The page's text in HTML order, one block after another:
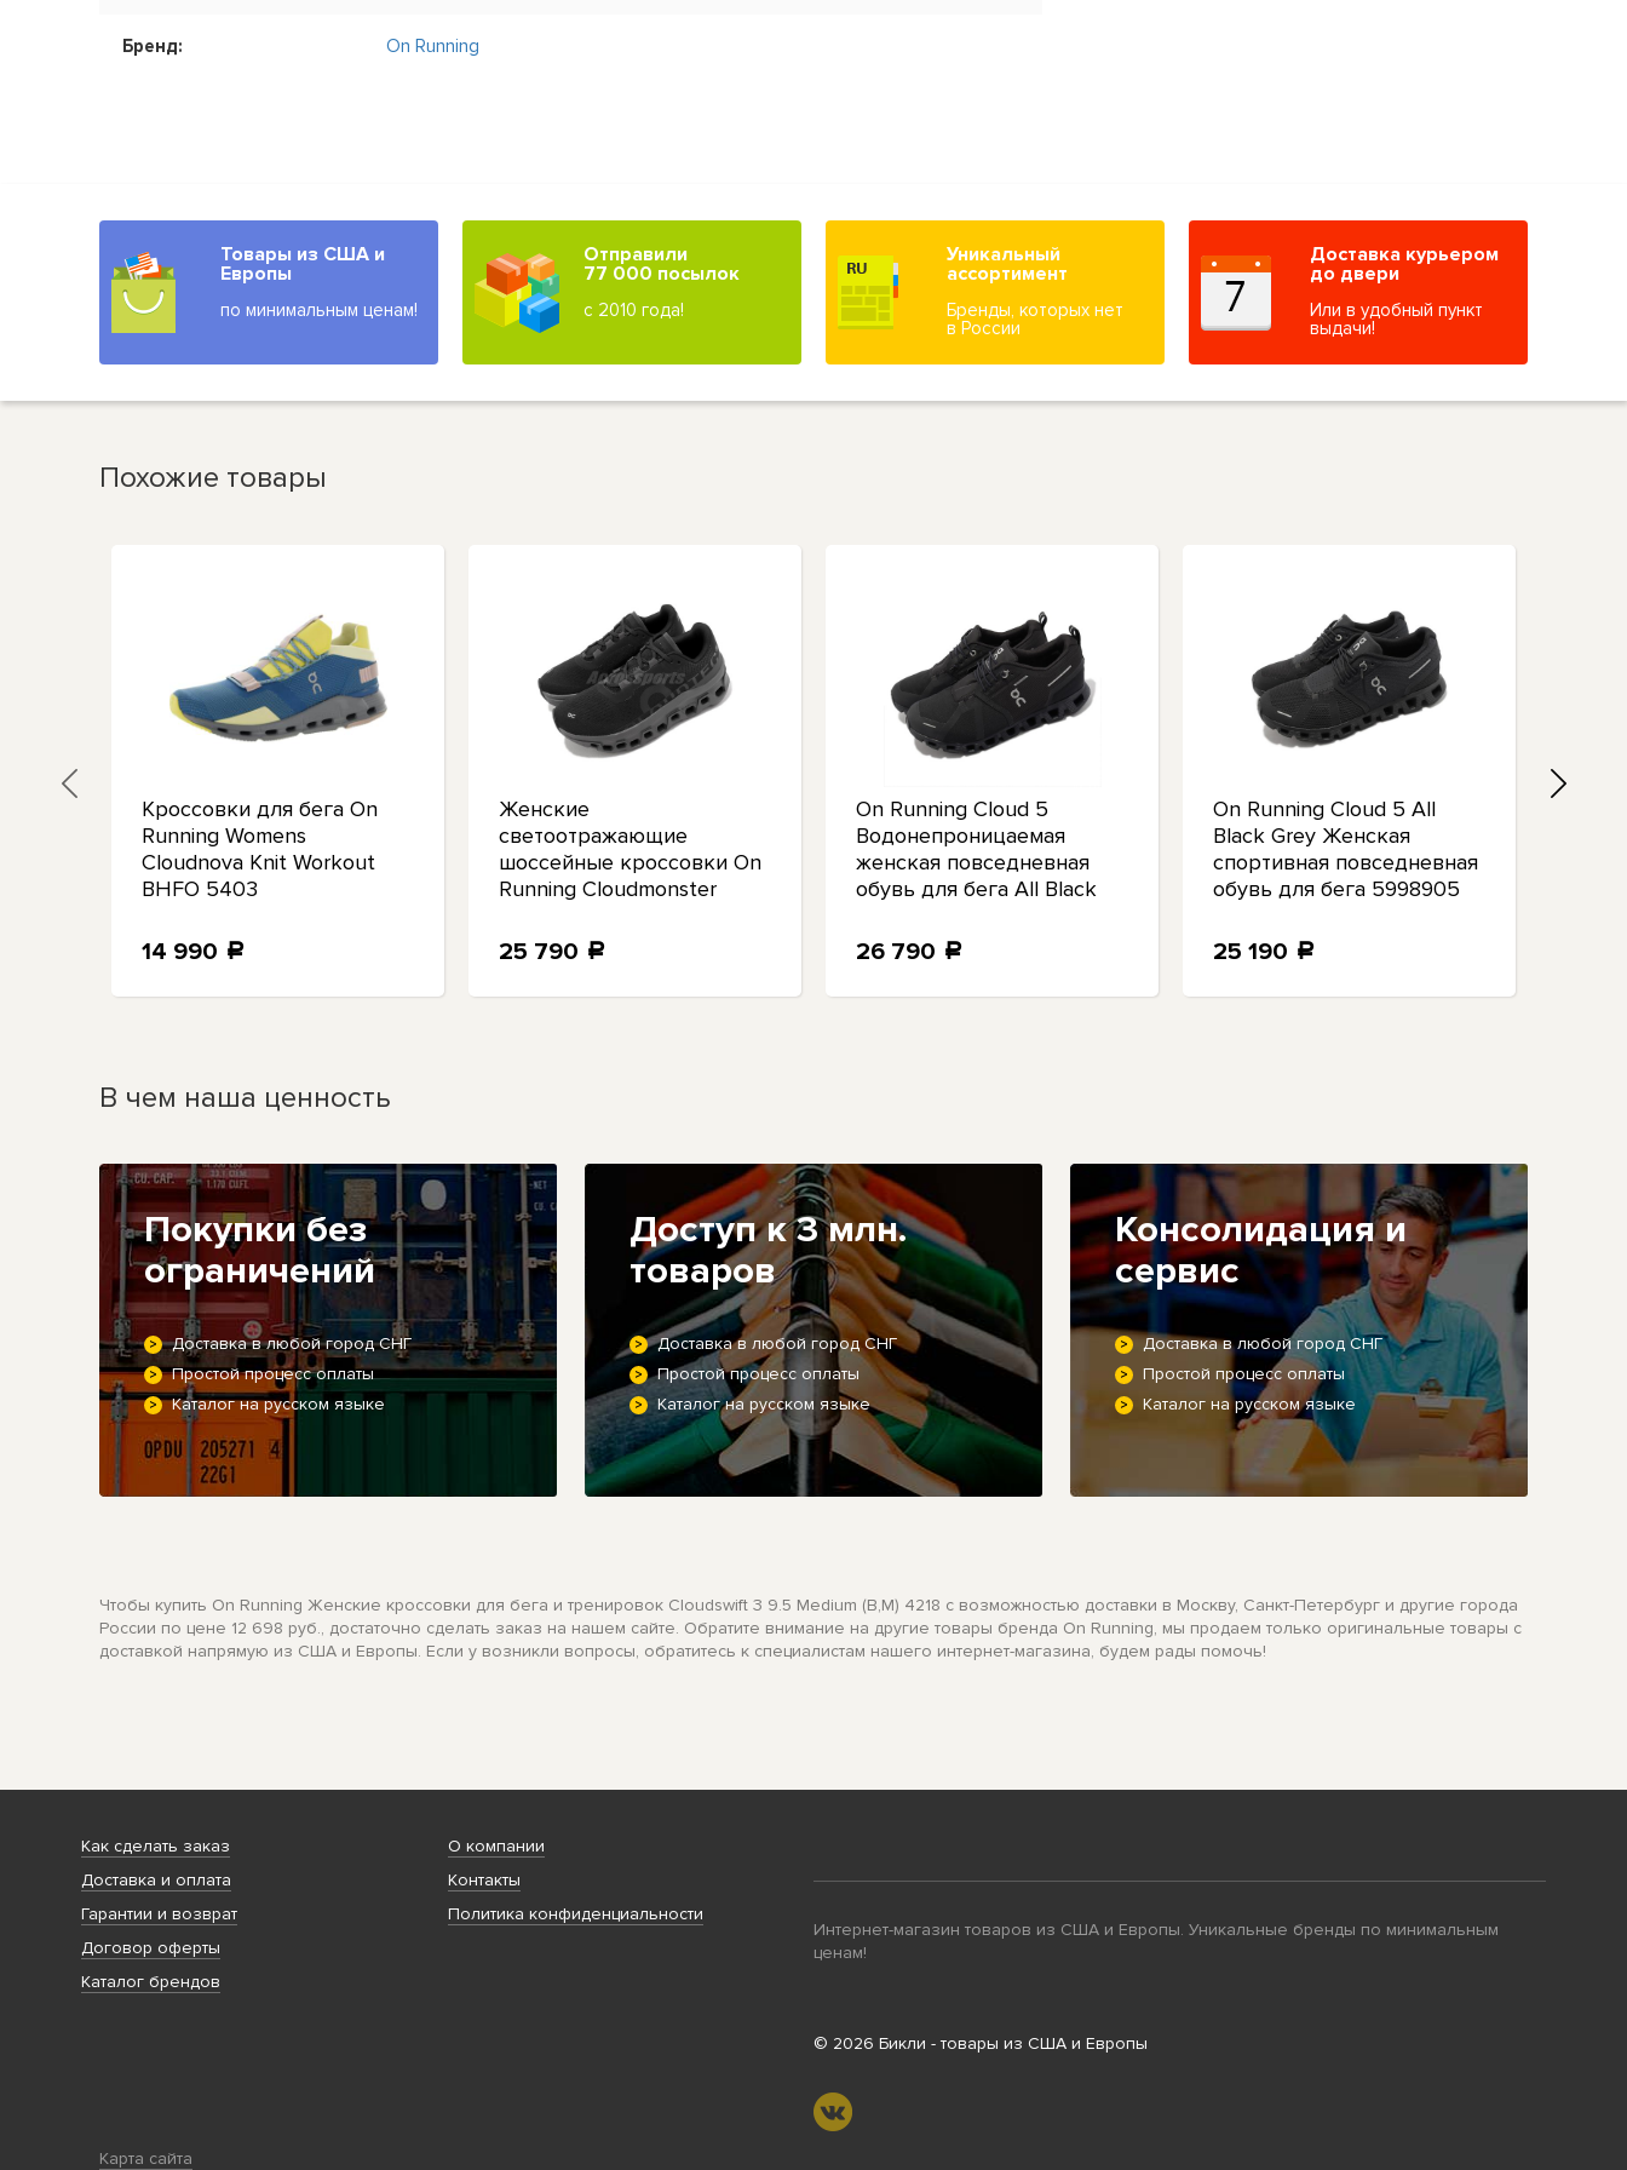
Бренд: On Running
Товары из США и
Европы
по минимальным ценам!
Отправили
77 000 посылок
с 2010 года!
Уникальный
ассортимент
Бренды, которых нет
в России
Доставка курьером
до двери
Или в удобный пункт
выдачи!
Похожие товары
Кроссовки для бега On
Running Womens
Cloudnova Knit Workout
BHFO 5403
14 990 a
Женские
светоотражающие
шоссейные кроссовки On
Running Cloudmonster
25 790 a
On Running Cloud 5
Водонепроницаемая
женская повседневная
обувь для бега All Black
26 790 a
On Running Cloud 5 All
Black Grey Женская
спортивная повседневная
обувь для бега 5998905
25 190 a
В чем наша ценность
Покупки без
ограничений
Доставка в любой город СНГ
Простой процесс оплаты
Каталог на русском языке
Доступ к 3 млн.
товаров
Доставка в любой город СНГ
Простой процесс оплаты
Каталог на русском языке
Консолидация и
сервис
Доставка в любой город СНГ
Простой процесс оплаты
Каталог на русском языке
Чтобы купить On Running Женские кроссовки для бега и тренировок Cloudswift 3 9.5 Medium (B,M) 4218 с возможностью доставки в Москву, Санкт-Петербург и другие города
России по цене 12 698 руб., достаточно сделать заказ на нашем сайте. Обратите внимание на другие товары бренда On Running, мы продаем только оригинальные товары с
доставкой напрямую из США и Европы. Если у возникли вопросы, обратитесь к специалистам нашего интернет-магазина, будем рады помочь!
Как сделать заказ
Доставка и оплата
Гарантии и возврат
Договор оферты
Каталог брендов
О компании
Контакты
Политика конфиденциальности
Интернет-магазин товаров из США и Европы. Уникальные бренды по минимальным
ценам!
© 2026 Бикли - товары из США и Европы
Карта сайта